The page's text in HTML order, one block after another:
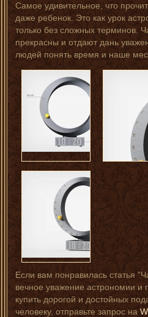
Самое удивительное, что
даже ребенок. Это как урок
только без сложных терминов.
прекрасны и отдают дань
людей понять время и наше
Если вам понравилась статья
вечное уважение астрономии и
купить дорогой и достойных
человеку, отправьте запрос на